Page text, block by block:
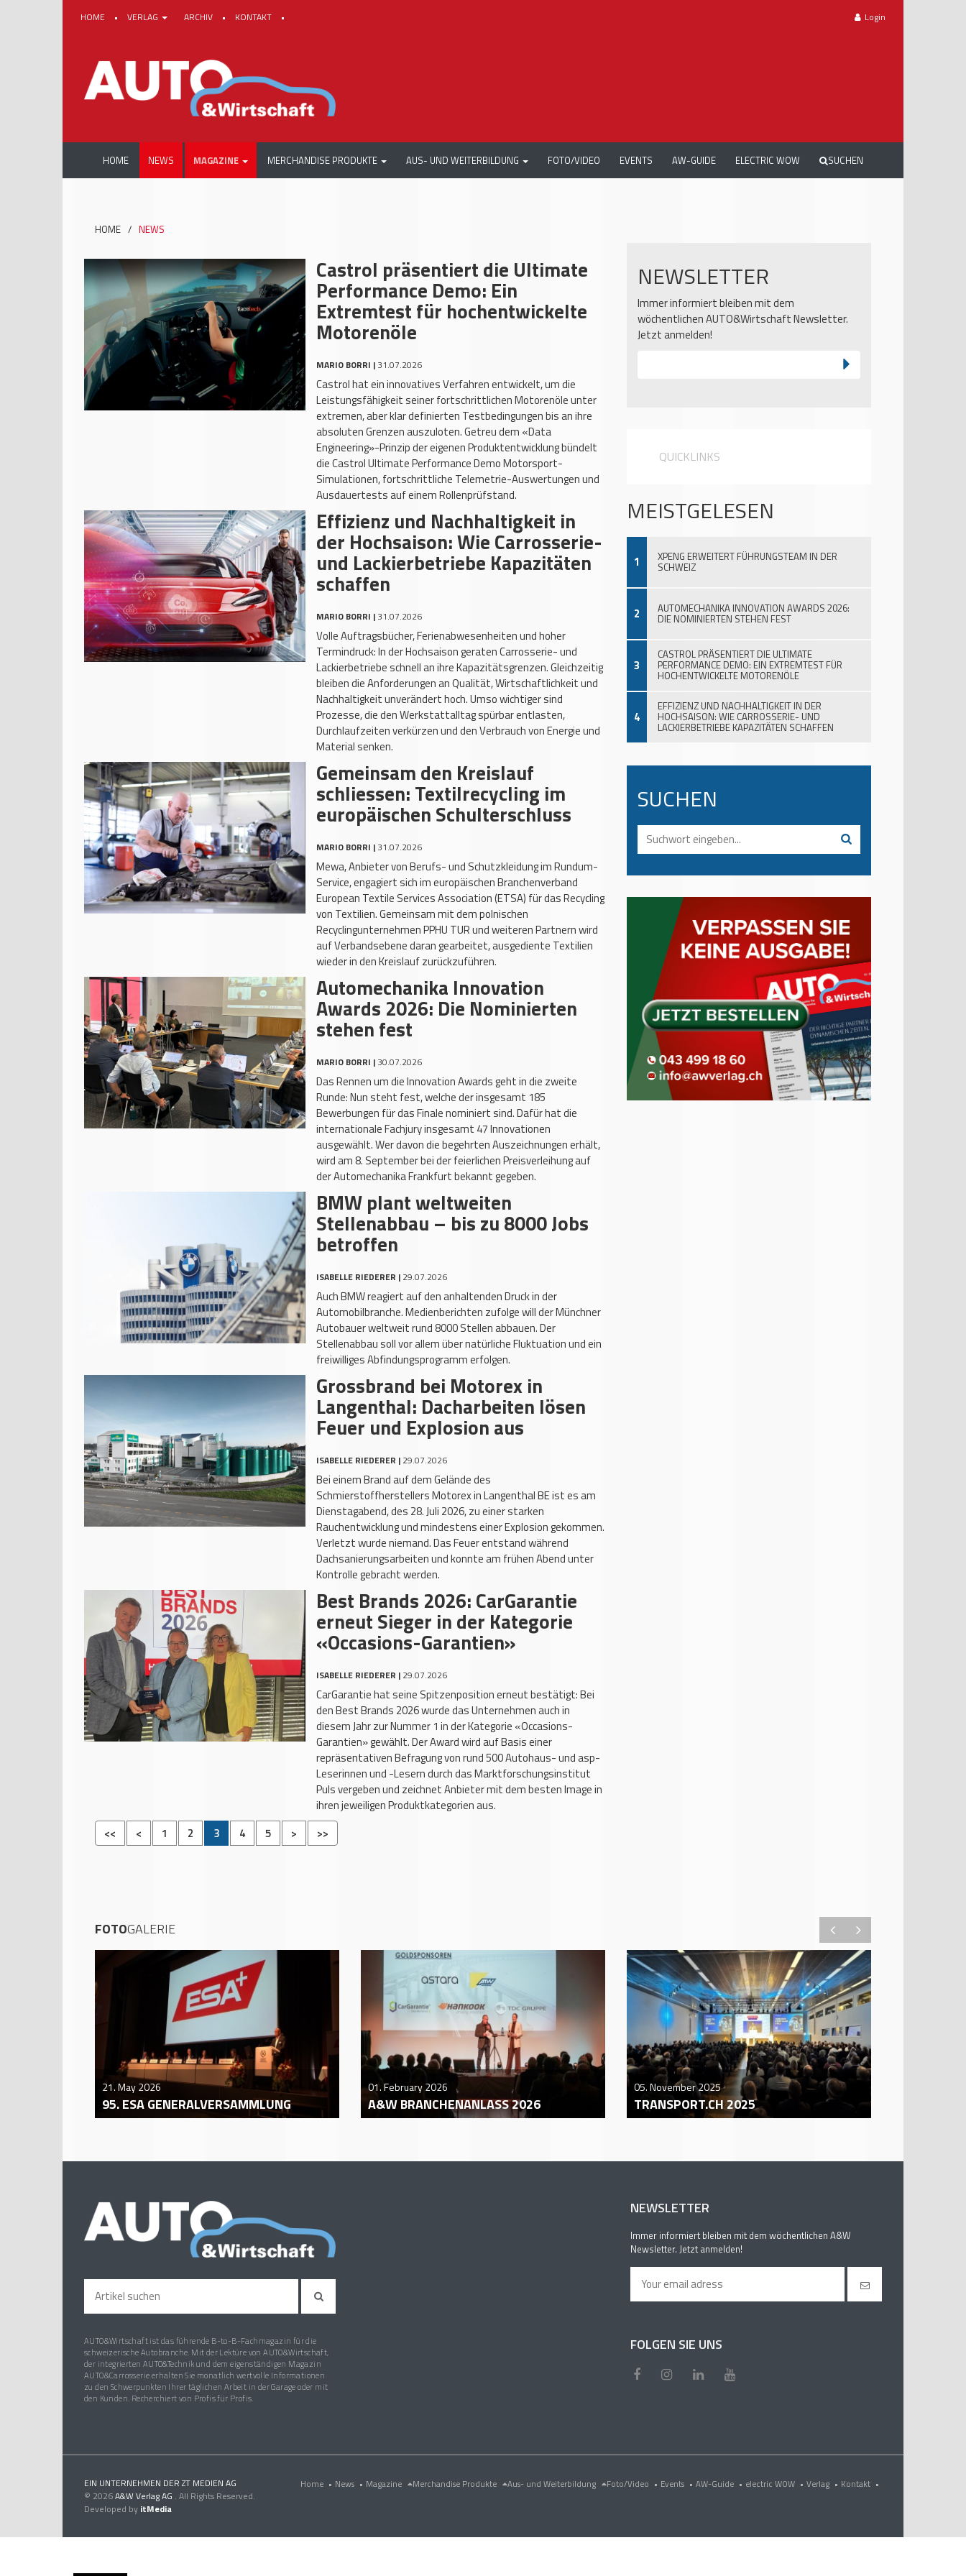
HOME • VERLAG ARCHIV • KONTAKT • Login
HOME NEWS MAGAZINE MERCHANDISE PRODUKTE AUS- UND WEITERBILDUNG FOTO/VIDEO EVENTS AW-GUIDE ELECTRIC WOW SUCHEN
HOME / NEWS
Castrol präsentiert die Ultimate
Performance Demo: Ein
Extremtest für hochentwickelte
Motorenöle
MARIO BORRI | 31.07.2026
Castrol hat ein innovatives Verfahren entwickelt, um die
Leistungsfähigkeit seiner fortschrittlichen Motorenöle unter
extremen, aber klar definierten Testbedingungen bis an ihre
absoluten Grenzen auszuloten. Getreu dem «Data
Engineering»-Prinzip der eigenen Produktentwicklung bündelt
die Castrol Ultimate Performance Demo Motorsport-
Simulationen, fortschrittliche Telemetrie-Auswertungen und
Ausdauertests auf einem Rollenprüfstand.
Effizienz und Nachhaltigkeit in
der Hochsaison: Wie Carrosserie-
und Lackierbetriebe Kapazitäten
schaffen
MARIO BORRI | 31.07.2026
Volle Auftragsbücher, Ferienabwesenheiten und hoher
Termindruck: In der Hochsaison geraten Carrosserie- und
Lackierbetriebe schnell an ihre Kapazitätsgrenzen. Gleichzeitig
bleiben die Anforderungen an Qualität, Wirtschaftlichkeit und
Nachhaltigkeit unverändert hoch. Umso wichtiger sind
Prozesse, die den Werkstattalltag spürbar entlasten,
Durchlaufzeiten verkürzen und den Verbrauch von Energie und
Material senken.
Gemeinsam den Kreislauf
schliessen: Textilrecycling im
europäischen Schulterschluss
MARIO BORRI | 31.07.2026
Mewa, Anbieter von Berufs- und Schutzkleidung im Rundum-
Service, engagiert sich im europäischen Branchenverband
European Textile Services Association (ETSA) für das Recycling
von Textilien. Gemeinsam mit dem polnischen
Recyclingunternehmen PPHU TUR und weiteren Partnern wird
auf Verbandsebene daran gearbeitet, ausgediente Textilien
wieder in den Kreislauf zurückzuführen.
Automechanika Innovation
Awards 2026: Die Nominierten
stehen fest
MARIO BORRI | 30.07.2026
Das Rennen um die Innovation Awards geht in die zweite
Runde: Nun steht fest, welche der insgesamt 185
Bewerbungen für das Finale nominiert sind. Dafür hat die
internationale Fachjury insgesamt 47 Innovationen
ausgewählt. Wer davon die begehrten Auszeichnungen erhält,
wird am 8. September bei der feierlichen Preisverleihung auf
der Automechanika Frankfurt bekannt gegeben.
BMW plant weltweiten
Stellenabbau – bis zu 8000 Jobs
betroffen
ISABELLE RIEDERER | 29.07.2026
Auch BMW reagiert auf den anhaltenden Druck in der
Automobilbranche. Medienberichten zufolge will der Münchner
Autobauer weltweit rund 8000 Stellen abbauen. Der
Stellenabbau soll vor allem über natürliche Fluktuation und ein
freiwilliges Abfindungsprogramm erfolgen.
Grossbrand bei Motorex in
Langenthal: Dacharbeiten lösen
Feuer und Explosion aus
ISABELLE RIEDERER | 29.07.2026
Bei einem Brand auf dem Gelände des
Schmierstoffherstellers Motorex in Langenthal BE ist es am
Dienstagabend, des 28. Juli 2026, zu einer starken
Rauchentwicklung und mindestens einer Explosion gekommen.
Verletzt wurde niemand. Das Feuer entstand während
Dachsanierungsarbeiten und konnte am frühen Abend unter
Kontrolle gebracht werden.
Best Brands 2026: CarGarantie
erneut Sieger in der Kategorie
«Occasions-Garantien»
ISABELLE RIEDERER | 29.07.2026
CarGarantie hat seine Spitzenposition erneut bestätigt: Bei
den Best Brands 2026 wurde das Unternehmen auch in
diesem Jahr zur Nummer 1 in der Kategorie «Occasions-
Garantien» gewählt. Der Award wird auf Basis einer
repräsentativen Befragung von rund 500 Autohaus- und asp-
Leserinnen und -Lesern durch das Marktforschungsinstitut
Puls vergeben und zeichnet Anbieter mit dem besten Image in
ihren jeweiligen Produktkategorien aus.
<<
< 1 2 3 4 5 > >>
NEWSLETTER
Immer informiert bleiben mit dem
wöchentlichen AUTO&Wirtschaft Newsletter.
Jetzt anmelden!
QUICKLINKS
MEISTGELESEN
1 XPENG ERWEITERT FÜHRUNGSTEAM IN DER
SCHWEIZ
2 AUTOMECHANIKA INNOVATION AWARDS 2026:
DIE NOMINIERTEN STEHEN FEST
3
CASTROL PRÄSENTIERT DIE ULTIMATE
PERFORMANCE DEMO: EIN EXTREMTEST FÜR
HOCHENTWICKELTE MOTORENÖLE
4
EFFIZIENZ UND NACHHALTIGKEIT IN DER
HOCHSAISON: WIE CARROSSERIE- UND
LACKIERBETRIEBE KAPAZITÄTEN SCHAFFEN
SUCHEN
FOTOGALERIE
21. May 2026
95. ESA GENERALVERSAMMLUNG
01. February 2026
A&W BRANCHENANLASS 2026
05. November 2025
TRANSPORT.CH 2025
AUTO&Wirtschaft ist das führende B-to-B-Fachmagazin für die
schweizerische Autobranche. Mit der Lektüre von AUTO&Wirtschaft,
der integrierten AUTO&Technik und dem eigenständigen Magazin
AUTO&Carrosserie erhalten Sie monatlich wertvolle Informationen
zu den Schwerpunkten Ihrer täglichen Arbeit in der Garage oder mit
den Kunden. Recherchiert von Profis für Profis.
NEWSLETTER
Immer informiert bleiben mit dem wöchentlichen A&W
Newsletter. Jetzt anmelden!
FOLGEN SIE UNS
EIN UNTERNEHMEN DER ZT MEDIEN AG
© 2026A&W Verlag AG . All Rights Reserved.
Developed by itMedia
Home • News • Magazine Merchandise Produkte Aus- und Weiterbildung Foto/Video • Events • AW-Guide • electric WOW • Verlag • Kontakt •